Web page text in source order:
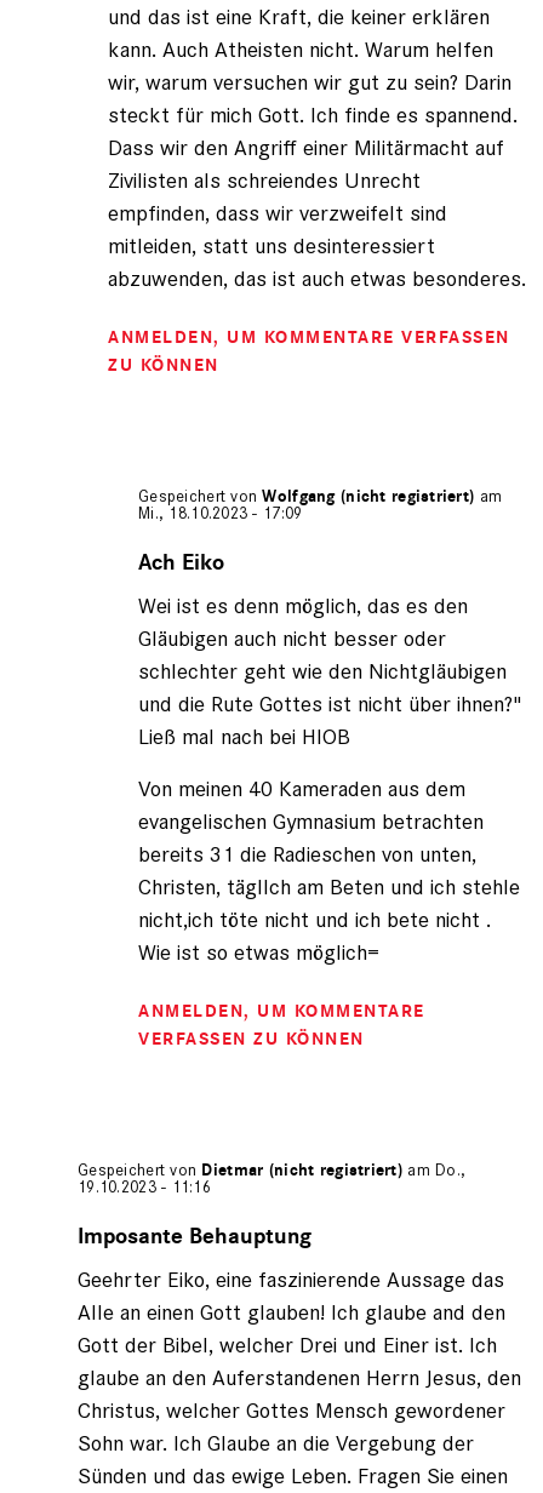
und das ist eine Kraft, die keiner erklären
kann. Auch Atheisten nicht. Warum helfen
wir, warum versuchen wir gut zu sein? Darin
steckt für mich Gott. Ich finde es spannend.
Dass wir den Angriff einer Militärmacht auf
Zivilisten als schreiendes Unrecht
empfinden, dass wir verzweifelt sind
mitleiden, statt uns desinteressiert
abzuwenden, das ist auch etwas besonderes.
ANMELDEN, UM KOMMENTARE VERFASSEN
ZU KÖNNEN
Gespeichert vonWolfgang (nicht registriert) am
Mi., 18.10.2023 - 17:09
auf
Eiko
(nicht
registriert)
Ach Eiko
Wei ist es denn möglich, das es den
Gläubigen auch nicht besser oder
schlechter geht wie den Nichtgläubigen
und die Rute Gottes ist nicht über ihnen?"
Ließ mal nach bei HIOB
Von meinen 40 Kameraden aus dem
evangelischen Gymnasium betrachten
bereits 31 die Radieschen von unten,
Christen, tägllch am Beten und ich stehle
nicht,ich töte nicht und ich bete nicht .
Wie ist so etwas möglich=
ANMELDEN, UM KOMMENTARE
VERFASSEN ZU KÖNNEN
Gespeichert von Dietmar (nicht registriert) am Do.,
19.10.2023 - 11:16
auf
von
Eiko
(nicht
Imposante Behauptung
Geehrter Eiko, eine faszinierende Aussage das
Alle an einen Gott glauben! Ich glaube and den
Gott der Bibel, welcher Drei und Einer ist. Ich
glaube an den Auferstandenen Herrn Jesus, den
Christus, welcher Gottes Mensch gewordener
Sohn war. Ich Glaube an die Vergebung der
Sünden und das ewige Leben. Fragen Sie einen